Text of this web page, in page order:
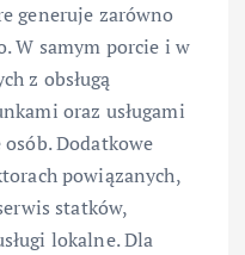
generuje zarówno
W samym porcie i w
z obsługą
oraz usługami
Dodatkowe
powiązanych,
statków,
lokalne. Dla